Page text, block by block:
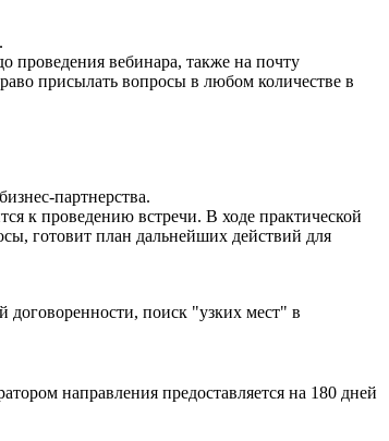
проведения вебинара, также на почту
присылать вопросы в любом количестве в
партнерства.
к проведению встречи. В ходе практической
готовит план дальнейших действий для
договоренности, поиск "узких мест" в
направления предоставляется на 180 дней